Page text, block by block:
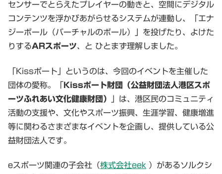
センサーでとらえたプレイヤーの動きと、空間にデジタル
コンテンツを浮かびあがらせるシステムが連動し、「エナ
ジーボール（バーチャルのボール）」を投げたり、よけた
りするARスポーツ、と ひとまず理解しました。
「Kissポート」というのは、今回のイベントを主催した
団体の愛称。「Kissポート財団（公益財団法人港区スポ
ーツふれあい文化健康財団）
」は、港区民のコミュニティ
活動の支援や、文化やスポーツ振興、生涯学習、健康増進
等に関わるさまざまなイベントを企画し、提供している公
益財団法人です。
eスポーツ関連の子会社（株式会社eek ）があるソルクシ